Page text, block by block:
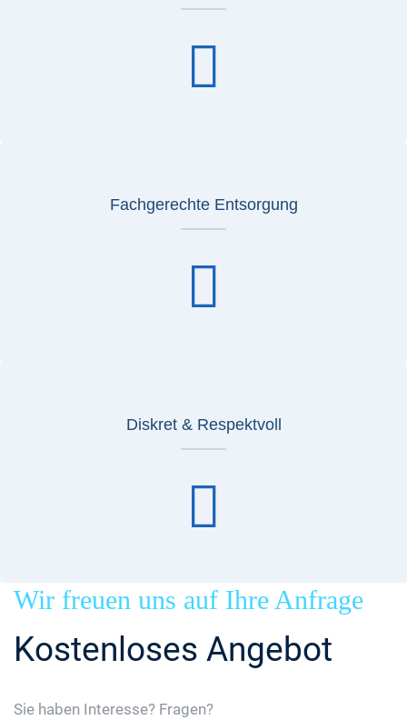
Fachgerechte Entsorgung
Diskret & Respektvoll
Wir freuen uns auf Ihre Anfrage
Kostenloses Angebot
Sie haben Interesse? Fragen?